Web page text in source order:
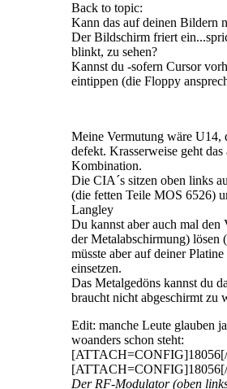
Back to topic:
Kann das auf deinen Bildern
Der Bildschirm friert
blinkt, zu sehen?
Kannst du -sofern Cursor
eintippen (die Floppy
Meine Vermutung wäre U14,
defekt. Krasserweise geht das
Kombination.
Die CIA´s sitzen oben links
(die fetten Teile MOS 6526)
Langley
Du kannst aber auch mal
der Metalabschirmung) lösen
müsste aber auf deiner
einsetzen.
Das Metalgedöns kannst du
braucht nicht abgeschirmt zu
Edit: manche Leute glauben
woanders schon steht:
Der RF-Modulator (oben